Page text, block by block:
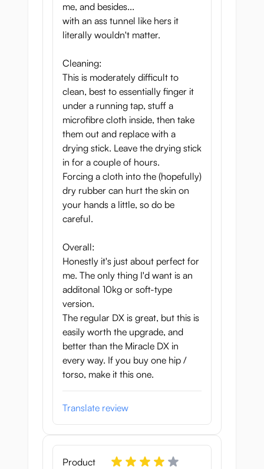
me, and besides...
with an ass tunnel like hers it
literally wouldn't matter.
Cleaning:
This is moderately difficult to
clean, best to essentially finger it
under a running tap, stuff a
microfibre cloth inside, then take
them out and replace with a
drying stick. Leave the drying stick
in for a couple of hours.
Forcing a cloth into the (hopefully)
dry rubber can hurt the skin on
your hands a little, so do be
careful.
Overall:
Honestly it's just about perfect for
me. The only thing I'd want is an
additonal 10kg or soft-type
version.
The regular DX is great, but this is
easily worth the upgrade, and
better than the Miracle DX in
every way. If you buy one hip /
torso, make it this one.
Translate review
Product